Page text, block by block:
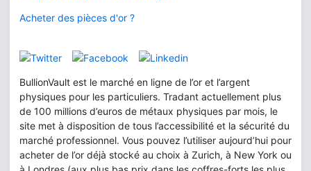
Acheter des pièces d'or ?
BullionVault est le marché en ligne de l’or et l’argent
physiques pour les particuliers. Tradant actuellement plus
de 100 millions d’euros de métaux physiques par mois, le
site met à disposition de tous l’accessibilité et la sécurité du
marché professionnel. Vous pouvez l’utiliser aujourd’hui pour
acheter de l’or déjà stocké au choix à Zurich, à New York ou